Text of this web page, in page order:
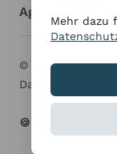
Agentur
© London
🍪 Cookie
Mehr dazu